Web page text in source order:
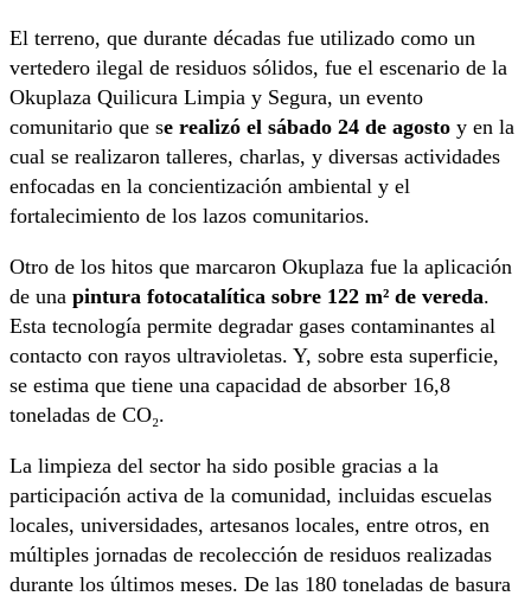
El terreno, que durante décadas fue utilizado como un
vertedero ilegal de residuos sólidos, fue el escenario de la
Okuplaza Quilicura Limpia y Segura, un evento
comunitario que se realizó el sábado 24 de agosto y en la
cual se realizaron talleres, charlas, y diversas actividades
enfocadas en la concientización ambiental y el
fortalecimiento de los lazos comunitarios.
Otro de los hitos que marcaron Okuplaza fue la aplicación
de una pintura fotocatalítica sobre 122 m² de vereda.
Esta tecnología permite degradar gases contaminantes al
contacto con rayos ultravioletas. Y, sobre esta superficie,
se estima que tiene una capacidad de absorber 16,8
toneladas de CO₂.
La limpieza del sector ha sido posible gracias a la
participación activa de la comunidad, incluidas escuelas
locales, universidades, artesanos locales, entre otros, en
múltiples jornadas de recolección de residuos realizadas
durante los últimos meses. De las 180 toneladas de basura